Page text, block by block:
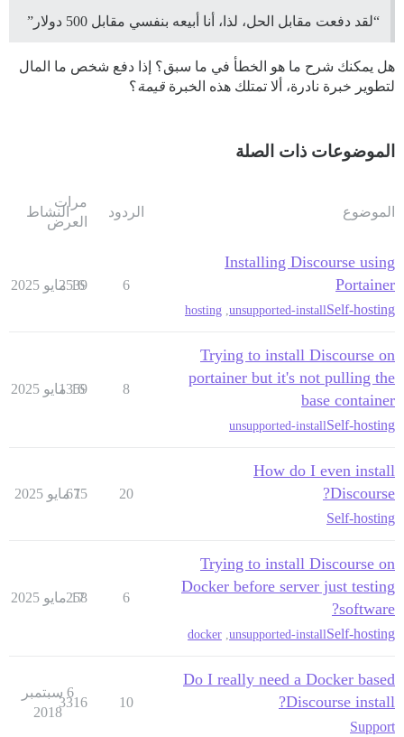
“لقد دفعت مقابل الحل، لذا، أنا أبيعه بنفسي مقابل 500 دولار”
هل يمكنك شرح ما هو الخطأ في ما سبق؟ إذا دفع شخص ما المال
لتطوير خبرة نادرة، ألا تمتلك هذه الخبرة قيمة؟
الموضوعات ذات الصلة
الموضوع الردود
مرات
العرض
النشاط
Installing Discourse using
Portainer
Self-hosting
unsupported-install
hosting
6
2539
16 مايو 2025
Trying to install Discourse on
portainer but it's not pulling the
base container
Self-hosting
unsupported-install
8
1359
16 مايو 2025
How do I even install
Discourse?
Self-hosting
20
675
1 مايو 2025
Trying to install Discourse on
Docker before server just testing
software?
Self-hosting
unsupported-install
docker
6
258
17 مايو 2025
Do I really need a Docker based
Discourse install?
Support
10
3316
6 سبتمبر
2018